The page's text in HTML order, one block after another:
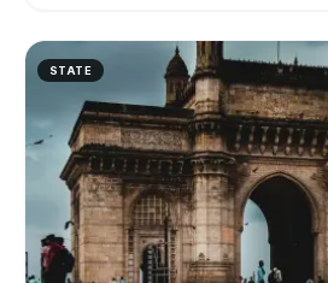
STATE